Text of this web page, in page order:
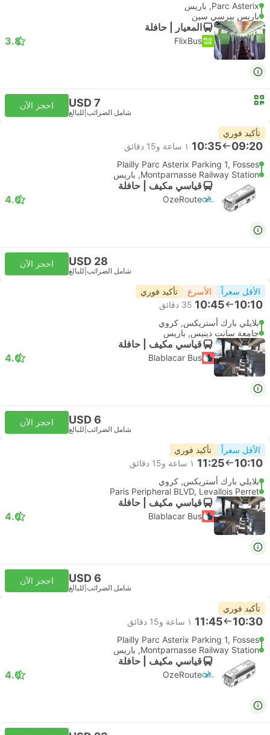
Parc Asterix, باريس
باريس بيرسي سين
المعيار | حافلة
FlixBus
3.8
USD 7
شامل الضرائب للبالغ
احجز الآن
تأكيد فوري
09:20
10:35 ١ ساعة و‫15 دقائق
Plailly Parc Asterix Parking 1, Fosses
Montparnasse Railway Station, باريس
قياسي مكيف | حافلة
OzeRoute
4.0
USD 28
شامل الضرائب للبالغ
احجز الآن
الأقل سعراً الأسرع تأكيد فوري
10:10
10:45 ‫35 دقائق
بلايلي بارك أستريكس, كروي
جامعة سانت دينيس, باريس
قياسي مكيف | حافلة
Blablacar Bus
4.0
USD 6
شامل الضرائب للبالغ
احجز الآن
الأقل سعراً تأكيد فوري
10:10
11:25 ١ ساعة و‫15 دقائق
بلايلي بارك أستريكس, كروي
Paris Peripheral BLVD, Levallois Perret
قياسي مكيف | حافلة
Blablacar Bus
4.0
USD 6
شامل الضرائب للبالغ
احجز الآن
تأكيد فوري
10:30
11:45 ١ ساعة و‫15 دقائق
Plailly Parc Asterix Parking 1, Fosses
Montparnasse Railway Station, باريس
قياسي مكيف | حافلة
OzeRoute
4.0